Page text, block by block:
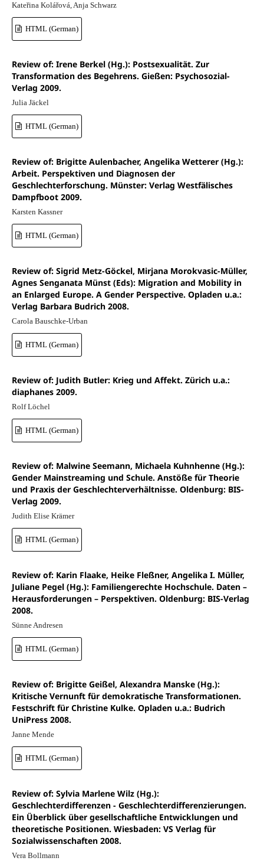
Kateřina Kolářová, Anja Schwarz
HTML (German)
Review of: Irene Berkel (Hg.): Postsexualität. Zur
Transformation des Begehrens. Gießen: Psychosozial-
Verlag 2009.
Julia Jäckel
HTML (German)
Review of: Brigitte Aulenbacher, Angelika Wetterer (Hg.):
Arbeit. Perspektiven und Diagnosen der
Geschlechterforschung. Münster: Verlag Westfälisches
Dampfboot 2009.
Karsten Kassner
HTML (German)
Review of: Sigrid Metz-Göckel, Mirjana Morokvasic-Müller,
Agnes Senganata Münst (Eds): Migration and Mobility in
an Enlarged Europe. A Gender Perspective. Opladen u.a.:
Verlag Barbara Budrich 2008.
Carola Bauschke-Urban
HTML (German)
Review of: Judith Butler: Krieg und Affekt. Zürich u.a.:
diaphanes 2009.
Rolf Löchel
HTML (German)
Review of: Malwine Seemann, Michaela Kuhnhenne (Hg.):
Gender Mainstreaming und Schule. Anstöße für Theorie
und Praxis der Geschlechterverhältnisse. Oldenburg: BIS-
Verlag 2009.
Judith Elise Krämer
HTML (German)
Review of: Karin Flaake, Heike Fleßner, Angelika I. Müller,
Juliane Pegel (Hg.): Familiengerechte Hochschule. Daten –
Herausforderungen – Perspektiven. Oldenburg: BIS-Verlag
2008.
Sünne Andresen
HTML (German)
Review of: Brigitte Geißel, Alexandra Manske (Hg.):
Kritische Vernunft für demokratische Transformationen.
Festschrift für Christine Kulke. Opladen u.a.: Budrich
UniPress 2008.
Janne Mende
HTML (German)
Review of: Sylvia Marlene Wilz (Hg.):
Geschlechterdifferenzen - Geschlechterdifferenzierungen.
Ein Überblick über gesellschaftliche Entwicklungen und
theoretische Positionen. Wiesbaden: VS Verlag für
Sozialwissenschaften 2008.
Vera Bollmann